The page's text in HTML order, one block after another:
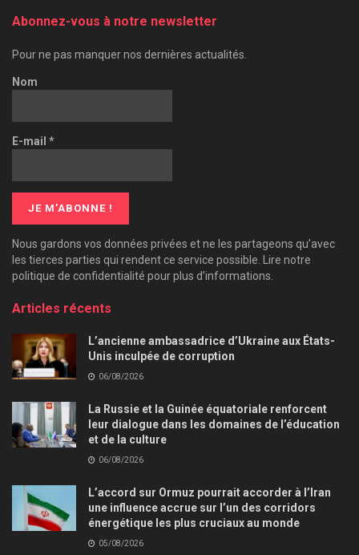
Abonnez-vous à notre newsletter
Pour ne pas manquer nos dernières actualités.
Nom
E-mail *
Nous gardons vos données privées et ne les partageons qu’avec
les tierces parties qui rendent ce service possible. Lire notre
politique de confidentialité pour plus d’informations.
Articles récents
L’ancienne ambassadrice d’Ukraine aux États-
Unis inculpée de corruption
06/08/2026
La Russie et la Guinée équatoriale renforcent
leur dialogue dans les domaines de l’éducation
et de la culture
06/08/2026
L’accord sur Ormuz pourrait accorder à l’Iran
une influence accrue sur l’un des corridors
énergétique les plus cruciaux au monde
05/08/2026